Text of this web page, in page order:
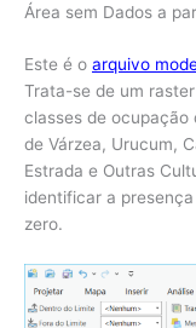
Área sem Dados a
Este é o arquivo
Trata-se de um
classes de ocupação
de Várzea, Urucum,
Estrada e Outras
identificar a
zero.